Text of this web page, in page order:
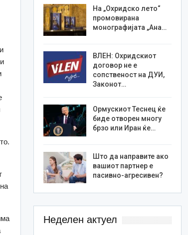
На „Охридско лето“
промовирана
монографијата „Ана…
ВЛЕН: Охридскиот
договор не е
сопственост на ДУИ,
Законот…
Ормускиот Теснец ќе
биде отворен многу
брзо или Иран ќе…
Што да направите ако
вашиот партнер е
пасивно-агресивен?
Неделен актуел